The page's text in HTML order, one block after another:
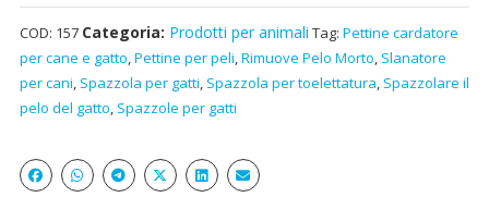
animali
domestici
quantità
COD: 157 Categoria: Prodotti per animali Tag: Pettine cardatore
per cane e gatto,Pettine per peli,Rimuove Pelo Morto, Slanatore
per cani, Spazzola per gatti, Spazzola per toelettatura, Spazzolare il
pelo del gatto, Spazzole per gatti